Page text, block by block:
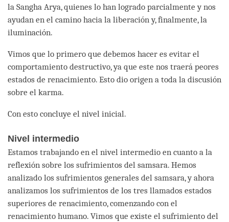
la Sangha Arya, quienes lo han logrado parcialmente y nos
ayudan en el camino hacia la liberación y, finalmente, la
iluminación.
Vimos que lo primero que debemos hacer es evitar el
comportamiento destructivo, ya que este nos traerá peores
estados de renacimiento. Esto dio origen a toda la discusión
sobre el karma.
Con esto concluye el nivel inicial.
Nivel intermedio
Estamos trabajando en el nivel intermedio en cuanto a la
reflexión sobre los sufrimientos del samsara. Hemos
analizado los sufrimientos generales del samsara, y ahora
analizamos los sufrimientos de los tres llamados estados
superiores de renacimiento, comenzando con el
renacimiento humano. Vimos que existe el sufrimiento del